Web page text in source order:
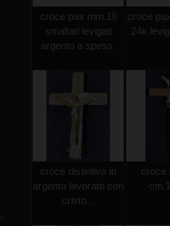
croce pax mm.16
smaltati levigati
argento a spess.
croce
24k
croce distintivo in
argento lavorato con
cristo...
croce